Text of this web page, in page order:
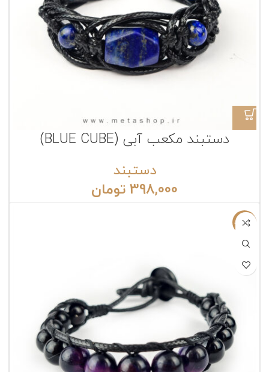
دستبند مکعب آبی (BLUE CUBE)
دستبند
398,000 تومان
ناموجود